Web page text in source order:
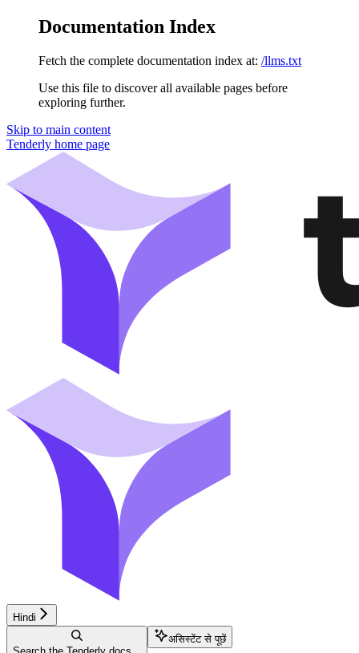
Documentation Index
Fetch the complete documentation index at: /llms.txt
Use this file to discover all available pages before
exploring further.
Skip to main content
Tenderly home page
Hindi
असिस्टेंट से पूछें